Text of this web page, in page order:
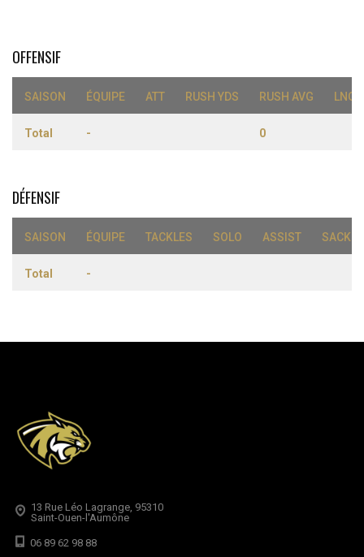
OFFENSIF
SAISON ÉQUIPE ATT RUSH YDS RUSH AVG LNG
Total - 0
DÉFENSIF
SAISON ÉQUIPE TACKLES SOLO ASSIST SACK
Total -
13 Rue Léo Lagrange, 95310
Saint-Ouen-l'Aumône
06 89 62 98 88